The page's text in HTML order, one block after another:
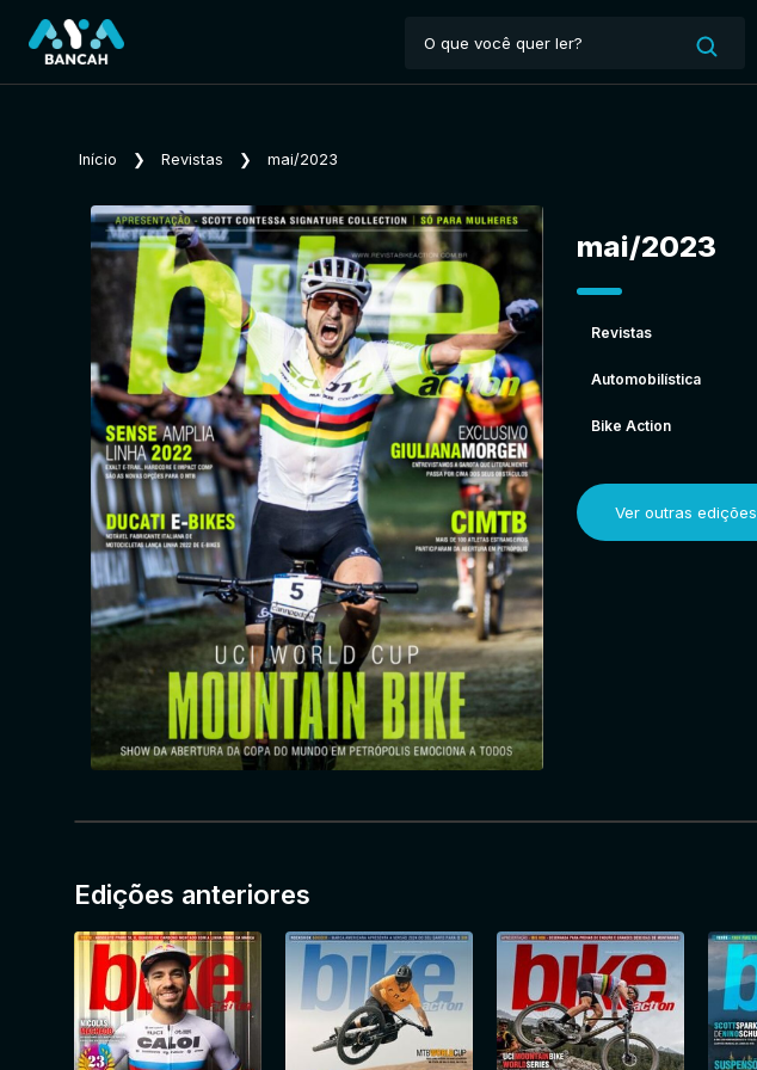
Início ❯ Revistas ❯ mai/2023
mai/2023
Revistas
Automobilística
Bike Action
Ver outras edições
Edições anteriores